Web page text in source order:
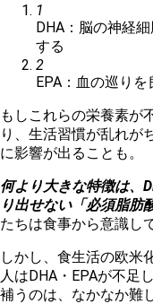
1
DHA：脳の神経
する
2
EPA：血の巡り
もしこれらの栄養素が
り、生活習慣が乱れが
に影響が出ることも。
何より大きな特徴は、
り出せない「必須脂肪
たちは食事から意識し
しかし、食生活の欧米
人はDHA・EPAが不足
補うのは、なかなか難